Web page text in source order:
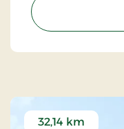
32,14 km